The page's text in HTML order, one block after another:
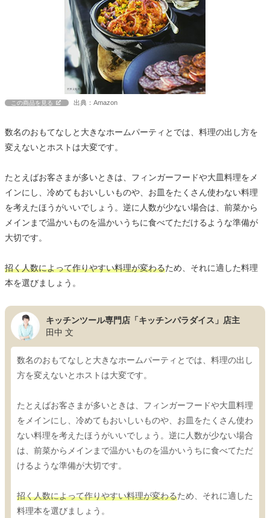
この商品を見る 出典：Amazon
数名のおもてなしと大きなホームパーティとでは、料理の出し方を
変えないとホストは大変です。
たとえばお客さまが多いときは、フィンガーフードや大皿料理をメ
インにし、冷めてもおいしいものや、お皿をたくさん使わない料理
を考えたほうがいいでしょう。逆に人数が少ない場合は、前菜から
メインまで温かいものを温かいうちに食べてただけるような準備が
大切です。
招く人数によって作りやすい料理が変わるため、それに適した料理
本を選びましょう。
キッチンツール専門店「キッチンパラダイス」店主
田中 文
数名のおもてなしと大きなホームパーティとでは、料理の出し
方を変えないとホストは大変です。
たとえばお客さまが多いときは、フィンガーフードや大皿料理
をメインにし、冷めてもおいしいものや、お皿をたくさん使わ
ない料理を考えたほうがいいでしょう。逆に人数が少ない場合
は、前菜からメインまで温かいものを温かいうちに食べてただ
けるような準備が大切です。
招く人数によって作りやすい料理が変わるため、それに適した
料理本を選びましょう。